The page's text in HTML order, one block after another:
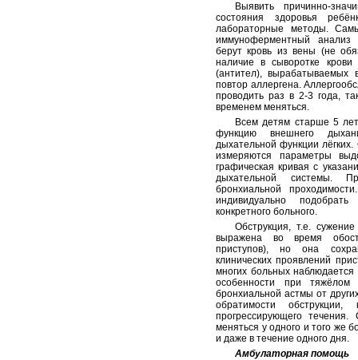
Выявить причинно-
состояния здоровья
лабораторные методы.
иммуноферментный
берут кровь из вены (не
наличие в сыворотке крови
(антител), вырабатываемых
повтор аллергена.
проводить раз в 2-3 года,
временем меняться.
Всем детям старше 5
функцию внешнего
дыхательной функции
измеряются параметры
графическая кривая с
дыхательной системы.
бронхиальной
индивидуально
конкретного больного.
Обструкция, т.е.
выражена во время
приступов), но она
клинических проявлений
многих больных
особенности при тяжёлом
бронхиальной астмы от
обратимости
прогрессирующего
меняться у одного и того же
и даже в течение одного дня.
Амбулаторная помощь